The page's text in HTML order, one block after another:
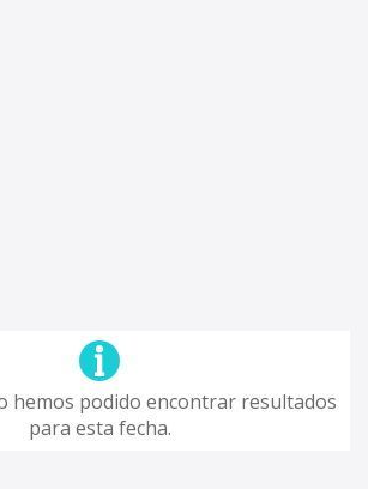
hemos podido encontrar resultados
para esta fecha.